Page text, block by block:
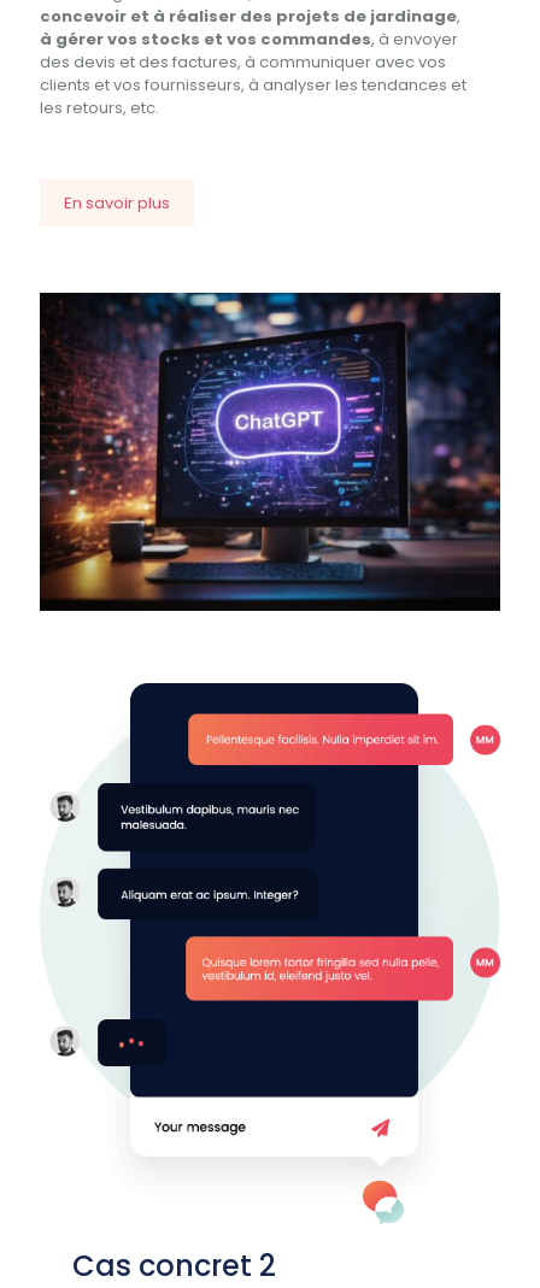
concevoir et à réaliser des projets de jardinage,
à gérer vos stocks et vos commandes, à envoyer
des devis et des factures, à communiquer avec vos
clients et vos fournisseurs, à analyser les tendances et
les retours, etc.
En savoir plus
Cas concret 2